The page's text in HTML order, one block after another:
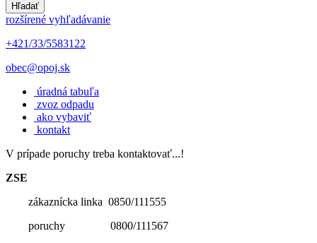
Hľadať
rozšírené vyhľadávanie
+421/33/5583122
obec@opoj.sk
úradná tabuľa
zvoz odpadu
ako vybaviť
kontakt
V prípade poruchy treba kontaktovať...!
ZSE
zákaznícka linka 0850/111555
poruchy 0800/111567